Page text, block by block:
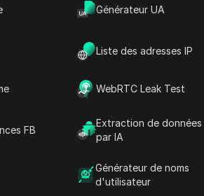
Générateur UA
Liste des adresses IP
WebRTC Leak Test
FB
Extraction de données
par IA
Générateur de noms
d'utilisateur
proxy avancés, offrant une large
répond à divers besoins en
interface conviviale et d'une